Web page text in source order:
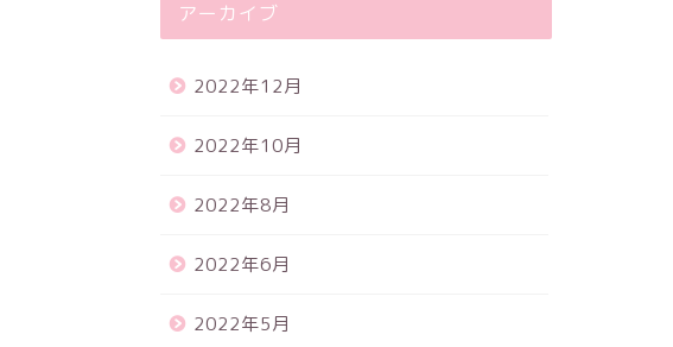
アーカイブ
2022年12月
2022年10月
2022年8月
2022年6月
2022年5月